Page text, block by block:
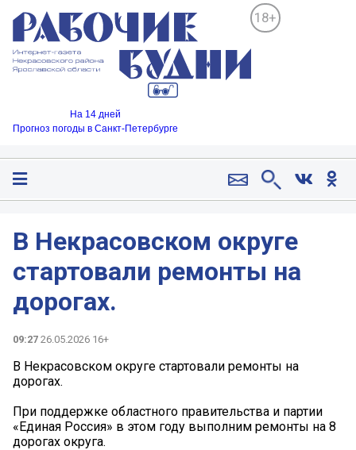
18+
На 14 дней
Прогноз погоды в Санкт-Петербурге
В Некрасовском округе
стартовали ремонты на
дорогах.
09:27 26.05.2026 16+
В Некрасовском округе стартовали ремонты на
дорогах.
При поддержке областного правительства и партии
«Единая Россия» в этом году выполним ремонты на 8
дорогах округа.